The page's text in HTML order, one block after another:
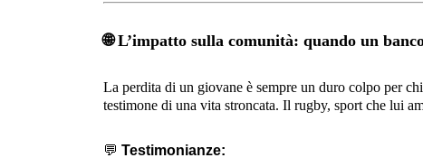
🌐L’impatto sulla comunità: quando un
La perdita di un giovane è sempre un duro colpo per
testimone di una vita stroncata. Il rugby, sport che lui
💬 Testimonianze: